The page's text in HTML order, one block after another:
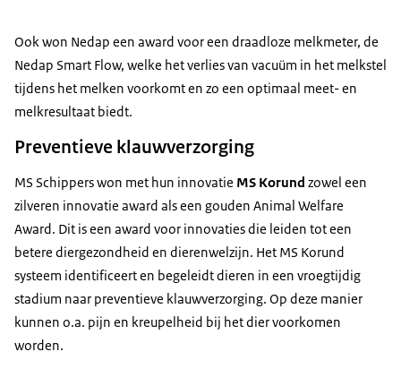
Ook won Nedap een award voor een draadloze melkmeter, de
Nedap Smart Flow, welke het verlies van vacuüm in het melkstel
tijdens het melken voorkomt en zo een optimaal meet- en
melkresultaat biedt.
Preventieve klauwverzorging
MS Schippers won met hun innovatie MS Korund zowel een
zilveren innovatie award als een gouden Animal Welfare
Award. Dit is een award voor innovaties die leiden tot een
betere diergezondheid en dierenwelzijn. Het MS Korund
systeem identificeert en begeleidt dieren in een vroegtijdig
stadium naar preventieve klauwverzorging. Op deze manier
kunnen o.a. pijn en kreupelheid bij het dier voorkomen
worden.